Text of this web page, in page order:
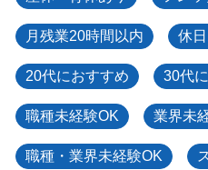
月残業20時間以内 休
20代におすすめ 30代
職種未経験OK 業界未
職種・業界未経験OK